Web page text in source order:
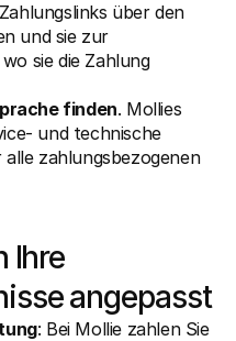
über den
und sie zur
sie die Zahlung
finden. Mollies
und technische
zahlungsbezogenen
Ihre
angepasst
: Bei Mollie zahlen Sie